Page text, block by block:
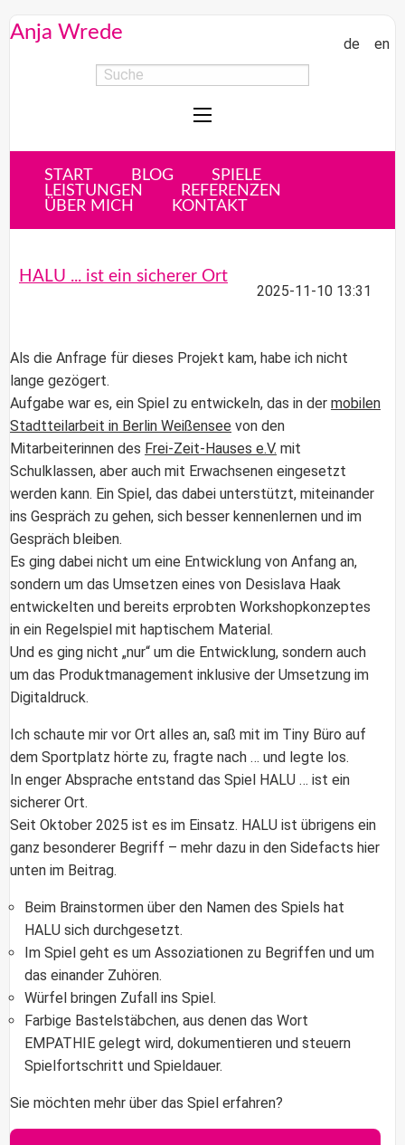
Anja Wrede de en
START BLOG
SPIELE
LEISTUNGEN
REFERENZEN
ÜBER MICH
KONTAKT
2025-11-10 13:31
HALU ... ist ein sicherer Ort
Als die Anfrage für dieses Projekt kam, habe ich nicht
lange gezögert.
Aufgabe war es, ein Spiel zu entwickeln, das in der mobilen
Stadtteilarbeit in Berlin Weißensee von den
Mitarbeiterinnen des Frei-Zeit-Hauses e.V. mit
Schulklassen, aber auch mit Erwachsenen eingesetzt
werden kann. Ein Spiel, das dabei unterstützt, miteinander
ins Gespräch zu gehen, sich besser kennenlernen und im
Gespräch bleiben.
Es ging dabei nicht um eine Entwicklung von Anfang an,
sondern um das Umsetzen eines von Desislava Haak
entwickelten und bereits erprobten Workshopkonzeptes
in ein Regelspiel mit haptischem Material.
Und es ging nicht „nur“ um die Entwicklung, sondern auch
um das Produktmanagement inklusive der Umsetzung im
Digitaldruck.
Ich schaute mir vor Ort alles an, saß mit im Tiny Büro auf
dem Sportplatz hörte zu, fragte nach … und legte los.
In enger Absprache entstand das Spiel HALU … ist ein
sicherer Ort.
Seit Oktober 2025 ist es im Einsatz. HALU ist übrigens ein
ganz besonderer Begriff – mehr dazu in den Sidefacts hier
unten im Beitrag.
Beim Brainstormen über den Namen des Spiels hat
HALU sich durchgesetzt.
Im Spiel geht es um Assoziationen zu Begriffen und um
das einander Zuhören.
Würfel bringen Zufall ins Spiel.
Farbige Bastelstäbchen, aus denen das Wort
EMPATHIE gelegt wird, dokumentieren und steuern
Spielfortschritt und Spieldauer.
Sie möchten mehr über das Spiel erfahren?